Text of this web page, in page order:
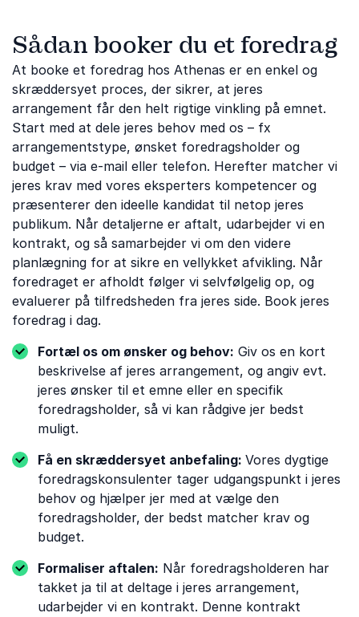
Sådan booker du et foredrag
At booke et foredrag hos Athenas er en enkel og
skræddersyet proces, der sikrer, at jeres
arrangement får den helt rigtige vinkling på emnet.
Start med at dele jeres behov med os – fx
arrangementstype, ønsket foredragsholder og
budget – via e-mail eller telefon. Herefter matcher vi
jeres krav med vores eksperters kompetencer og
præsenterer den ideelle kandidat til netop jeres
publikum. Når detaljerne er aftalt, udarbejder vi en
kontrakt, og så samarbejder vi om den videre
planlægning for at sikre en vellykket afvikling. Når
foredraget er afholdt følger vi selvfølgelig op, og
evaluerer på tilfredsheden fra jeres side. Book jeres
foredrag i dag.
Fortæl os om ønsker og behov: Giv os en kort
beskrivelse af jeres arrangement, og angiv evt.
jeres ønsker til et emne eller en specifik
foredragsholder, så vi kan rådgive jer bedst
muligt.
Få en skræddersyet anbefaling: Vores dygtige
foredragskonsulenter tager udgangspunkt i jeres
behov og hjælper jer med at vælge den
foredragsholder, der bedst matcher krav og
budget.
Formaliser aftalen: Når foredragsholderen har
takket ja til at deltage i jeres arrangement,
udarbejder vi en kontrakt. Denne kontrakt